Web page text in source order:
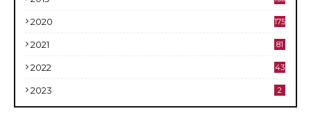
2020 175
2021 81
2022 43
2023 2